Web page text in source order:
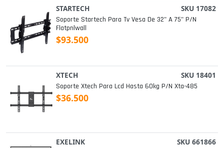
STARTECH SKU 17082
Soporte Startech Para Tv Vesa De 32" A 75" P/n
Flatpnlwall
$93.500
XTECH SKU 18401
Soporte Xtech Para Lcd Hasta 60kg P/n Xta-485
$36.500
EXELINK SKU 661866